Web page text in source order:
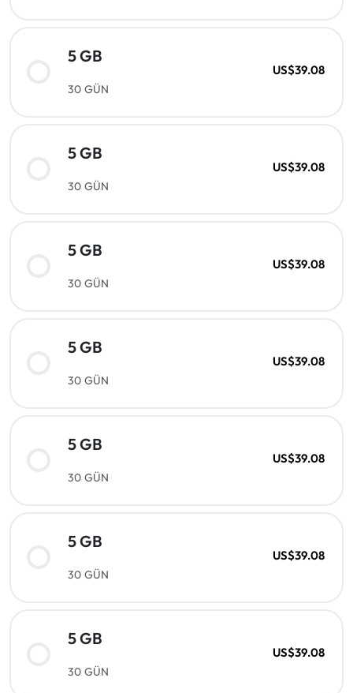
5 GB
30 GÜN
US$39.08
5 GB
30 GÜN
US$39.08
5 GB
30 GÜN
US$39.08
5 GB
30 GÜN
US$39.08
5 GB
30 GÜN
US$39.08
5 GB
30 GÜN
US$39.08
5 GB
30 GÜN
US$39.08